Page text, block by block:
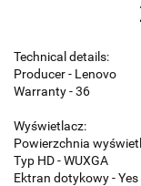
Technical details:
Producer - Lenovo
Warranty - 36
Wyświetlacz:
Powierzchnia
Typ HD - WUXGA
Ektran dotykowy - Yes